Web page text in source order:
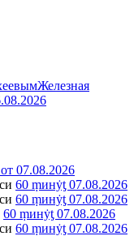
Железная
07.08.2026
60 ṃинẏƫ 07.08.2026
60 ṃинẏƫ 07.08.2026
60 ṃинẏƫ 07.08.2026
60 ṃинẏƫ 07.08.2026